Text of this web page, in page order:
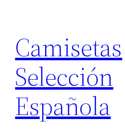
contenido
Camisetas
Selección
Española